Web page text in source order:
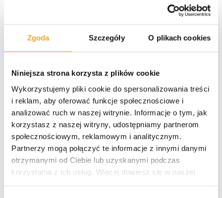
Zgoda Szczegóły O plikach cookies
Niniejsza strona korzysta z plików cookie
Wykorzystujemy pliki cookie do spersonalizowania treści
i reklam, aby oferować funkcje społecznościowe i
analizować ruch w naszej witrynie. Informacje o tym, jak
korzystasz z naszej witryny, udostępniamy partnerom
społecznościowym, reklamowym i analitycznym.
Partnerzy mogą połączyć te informacje z innymi danymi
otrzymanymi od Ciebie lub uzyskanymi podczas
korzystania z ich usług. Więcej dowiesz się w naszej
Polecane kredyty
Smartney – opinie i recenzja
Santander kredyt gotówkowy